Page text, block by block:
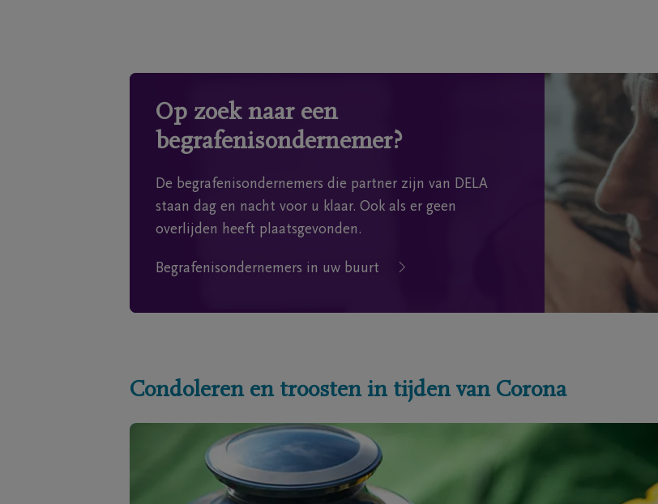
Op zoek naar een
begrafenisondernemer?
De begrafenisondernemers die partner zijn van DELA
staan dag en nacht voor u klaar. Ook als er geen
overlijden heeft plaatsgevonden.
Begrafenisondernemers in uw buurt
Condoleren en troosten in tijden van Corona